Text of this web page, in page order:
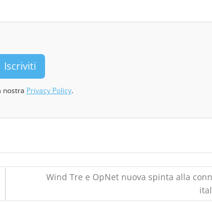
Iscriviti
nostra Privacy Policy.
Wind Tre e OpNet nuova spinta alla